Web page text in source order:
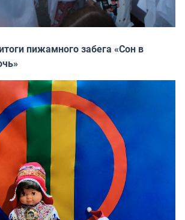
пижамного забега «Сон в